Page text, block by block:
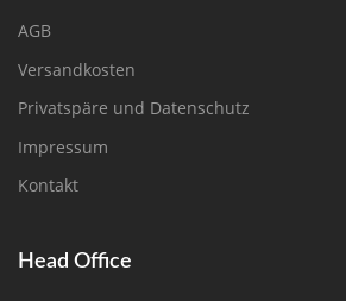
AGB
Versandkosten
Privatspäre und Datenschutz
Impressum
Kontakt
Head Office